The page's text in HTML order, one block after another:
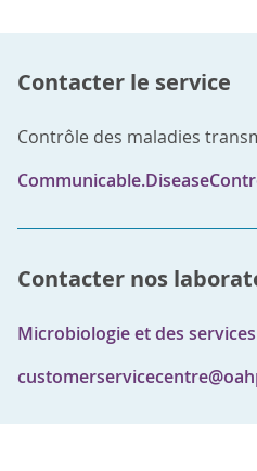
Contacter le service
Contrôle des maladies
Contacter nos
Microbiologie et des